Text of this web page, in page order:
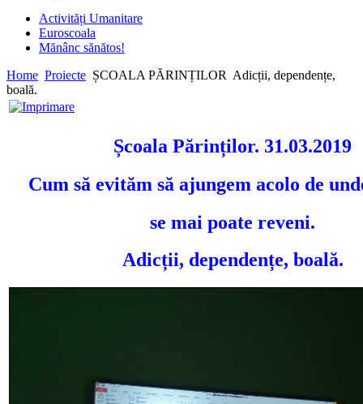
Activități Umanitare
Euroscoala
Mănânc sănătos!
Home Proiecte ȘCOALA PĂRINȚILOR Adicții, dependențe,
boală.
Școala Părinților. 31.03.2019
Cum să evităm să ajungem acolo de
se mai poate reveni.
Adicții, dependențe, boală.